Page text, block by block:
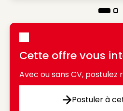
Cette offre vous
Avec ou sans CV, postulez
Postuler à